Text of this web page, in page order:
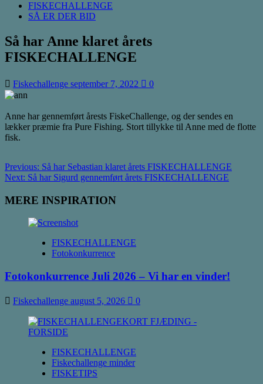
FISKECHALLENGE
SÅ ER DER BID
Så har Anne klaret årets
FISKECHALLENGE
Fiskechallenge september 7, 2022 0
Anne har gennemført årests FiskeChallenge, og der sendes en
lækker præmie fra Pure Fishing. Stort tillykke til Anne med de flotte
fisk.
Post
navigation
Previous: Så har Sebastian klaret årets FISKECHALLENGE
Next: Så har Sigurd gennemført årets FISKECHALLENGE
MERE INSPIRATION
FISKECHALLENGE
Fotokonkurrence
Fotokonkurrence Juli 2026 – Vi har en vinder!
Fiskechallenge august 5, 2026 0
FISKECHALLENGE
Fiskechallenge minder
FISKETIPS